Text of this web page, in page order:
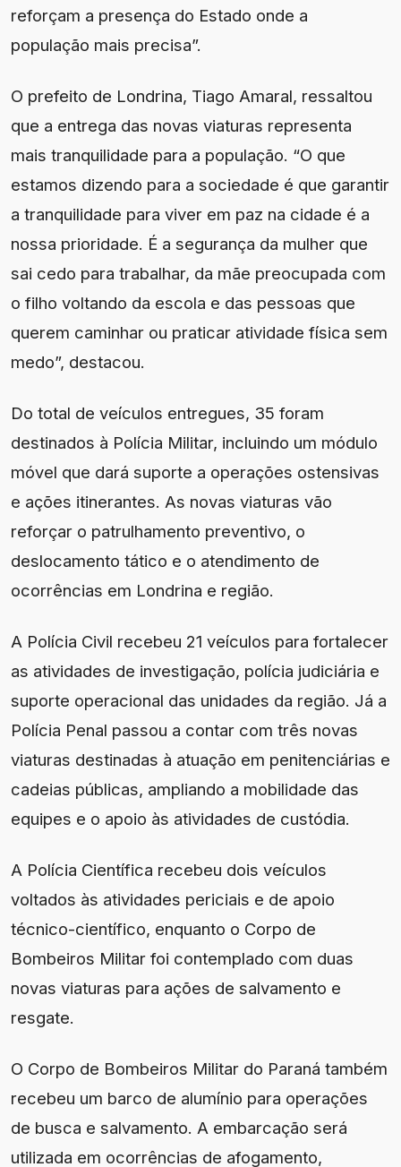
reforçam a presença do Estado onde a
população mais precisa”.
O prefeito de Londrina, Tiago Amaral, ressaltou
que a entrega das novas viaturas representa
mais tranquilidade para a população. “O que
estamos dizendo para a sociedade é que garantir
a tranquilidade para viver em paz na cidade é a
nossa prioridade. É a segurança da mulher que
sai cedo para trabalhar, da mãe preocupada com
o filho voltando da escola e das pessoas que
querem caminhar ou praticar atividade física sem
medo”, destacou.
Do total de veículos entregues, 35 foram
destinados à Polícia Militar, incluindo um módulo
móvel que dará suporte a operações ostensivas
e ações itinerantes. As novas viaturas vão
reforçar o patrulhamento preventivo, o
deslocamento tático e o atendimento de
ocorrências em Londrina e região.
A Polícia Civil recebeu 21 veículos para fortalecer
as atividades de investigação, polícia judiciária e
suporte operacional das unidades da região. Já a
Polícia Penal passou a contar com três novas
viaturas destinadas à atuação em penitenciárias e
cadeias públicas, ampliando a mobilidade das
equipes e o apoio às atividades de custódia.
A Polícia Científica recebeu dois veículos
voltados às atividades periciais e de apoio
técnico-científico, enquanto o Corpo de
Bombeiros Militar foi contemplado com duas
novas viaturas para ações de salvamento e
resgate.
O Corpo de Bombeiros Militar do Paraná também
recebeu um barco de alumínio para operações
de busca e salvamento. A embarcação será
utilizada em ocorrências de afogamento,